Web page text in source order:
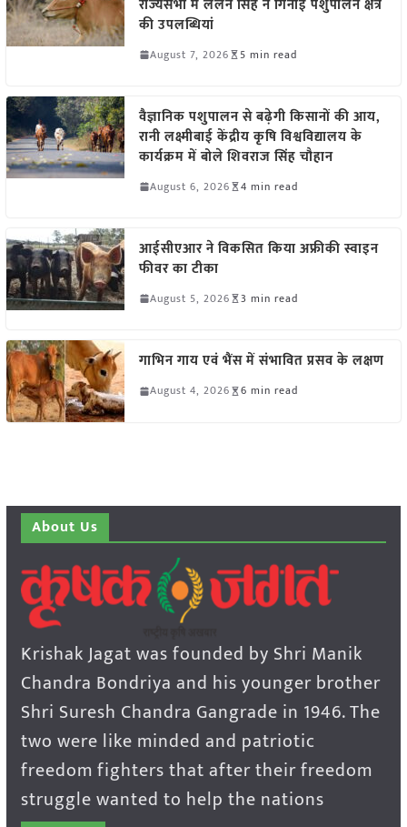
राज्यसभा में ललन सिंह ने गिनाईं पशुपालन क्षेत्र
की उपलब्धियां
August 7, 2026 5 min read
वैज्ञानिक पशुपालन से बढ़ेगी किसानों की आय,
रानी लक्ष्मीबाई केंद्रीय कृषि विश्वविद्यालय के
कार्यक्रम में बोले शिवराज सिंह चौहान
August 6, 2026 4 min read
आईसीएआर ने विकसित किया अफ्रीकी स्वाइन
फीवर का टीका
August 5, 2026 3 min read
गाभिन गाय एवं भैंस में संभावित प्रसव के लक्षण
August 4, 2026 6 min read
About Us
Krishak Jagat was founded by Shri Manik
Chandra Bondriya and his younger brother
Shri Suresh Chandra Gangrade in 1946. The
two were like minded and patriotic
freedom fighters that after their freedom
struggle wanted to help the nations